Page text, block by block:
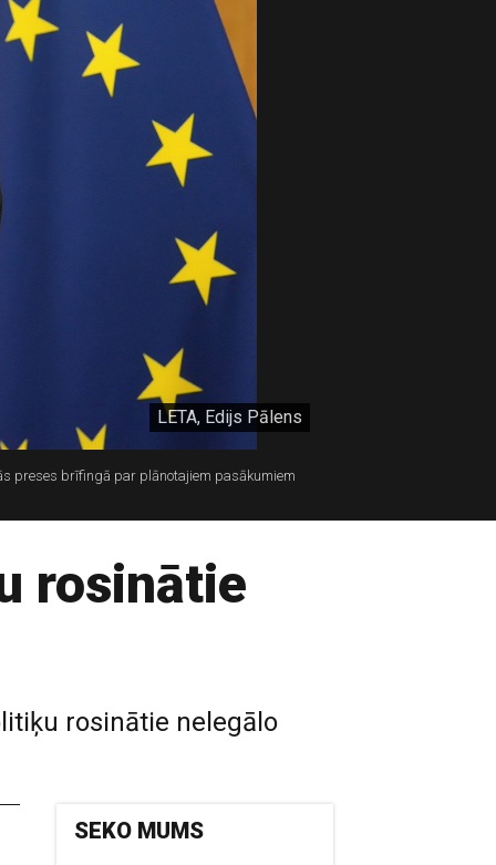
LETA, Edijs Pālens
preses brīfingā par plānotajiem pasākumiem
rosinātie
rosinātie nelegālo
SEKO MUMS